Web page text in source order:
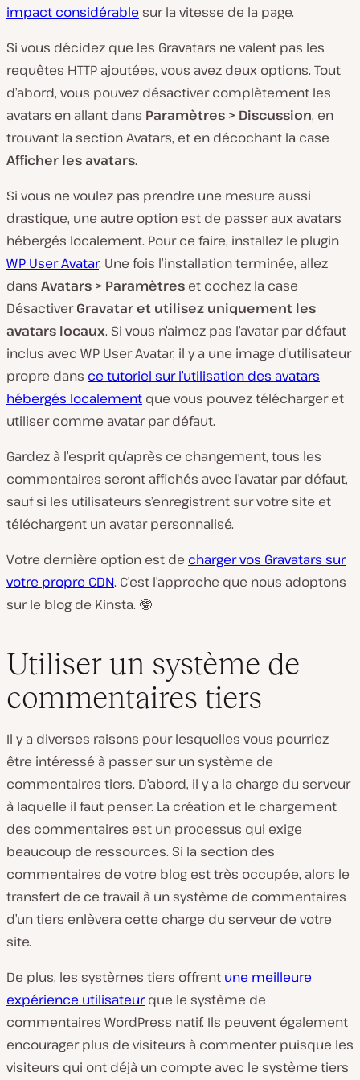
impact considérable sur la vitesse de la page.
Si vous décidez que les Gravatars ne valent pas les
requêtes HTTP ajoutées, vous avez deux options. Tout
d’abord, vous pouvez désactiver complètement les
avatars en allant dans Paramètres > Discussion, en
trouvant la section Avatars, et en décochant la case
Afficher les avatars.
Si vous ne voulez pas prendre une mesure aussi
drastique, une autre option est de passer aux avatars
hébergés localement. Pour ce faire, installez le plugin
WP User Avatar. Une fois l’installation terminée, allez
dans Avatars > Paramètres et cochez la case
DésactiverGravatar et utilisez uniquement les
avatars locaux. Si vous n’aimez pas l’avatar par défaut
inclus avec WP User Avatar, il y a une image d’utilisateur
propre dans ce tutoriel sur l’utilisation des avatars
hébergés localement que vous pouvez télécharger et
utiliser comme avatar par défaut.
Gardez à l’esprit qu’après ce changement, tous les
commentaires seront affichés avec l’avatar par défaut,
sauf si les utilisateurs s’enregistrent sur votre site et
téléchargent un avatar personnalisé.
Votre dernière option est de charger vos Gravatars sur
votre propre CDN. C’est l’approche que nous adoptons
sur le blog de Kinsta. 🤓
Utiliser un système de
commentaires tiers
Il y a diverses raisons pour lesquelles vous pourriez
être intéressé à passer sur un système de
commentaires tiers. D’abord, il y a la charge du serveur
à laquelle il faut penser. La création et le chargement
des commentaires est un processus qui exige
beaucoup de ressources. Si la section des
commentaires de votre blog est très occupée, alors le
transfert de ce travail à un système de commentaires
d’un tiers enlèvera cette charge du serveur de votre
site.
De plus, les systèmes tiers offrent une meilleure
expérience utilisateurque le système de
commentaires WordPress natif. Ils peuvent également
encourager plus de visiteurs à commenter puisque les
visiteurs qui ont déjà un compte avec le système tiers